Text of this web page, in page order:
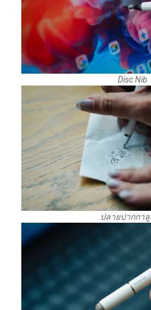
Disc Nib
ปลายปากกา